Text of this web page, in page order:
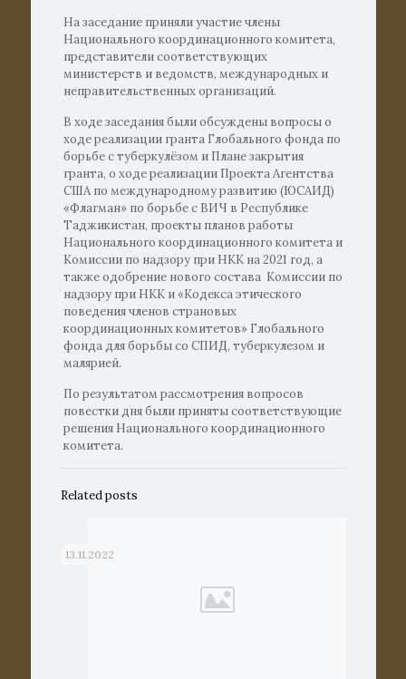
На заседание приняли участие члены
Национального координационного комитета,
представители соответствующих
министерств и ведомств, международных и
неправительственных организаций.
В ходе заседания были обсуждены вопросы о
ходе реализации гранта Глобального фонда по
борьбе с туберкулёзом и Плане закрытия
гранта, о ходе реализации Проекта Агентства
США по международному развитию (ЮСАИД)
«Флагман» по борьбе с ВИЧ в Республике
Таджикистан, проекты планов работы
Национального координационного комитета и
Комиссии по надзору при НКК на 2021 год, а
также одобрение нового состава Комиссии по
надзору при НКК и «Кодекса этического
поведения членов страновых
координационных комитетов» Глобального
фонда для борьбы со СПИД, туберкулезом и
малярией.
По результатом рассмотрения вопросов
повестки дня были приняты соответствующие
решения Национального координационного
комитета.
Related posts
13.11.2022